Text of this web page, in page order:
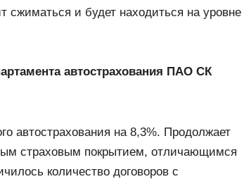
и будет находиться на уровне
автострахования ПАО СК
автострахования на 8,3%. Продолжает
страховым покрытием, отличающимся
количество договоров с